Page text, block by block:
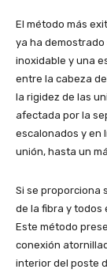
El método más
ya ha
inoxidable y una
entre la cabeza
la rigidez de las
afectada por la
escalonados y en
unión, hasta un
Si se proporciona
de la fibra y todos
Este método
conexión
interior del poste